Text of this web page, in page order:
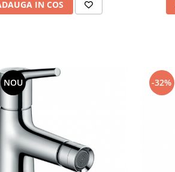
IN COS
NOU -32%